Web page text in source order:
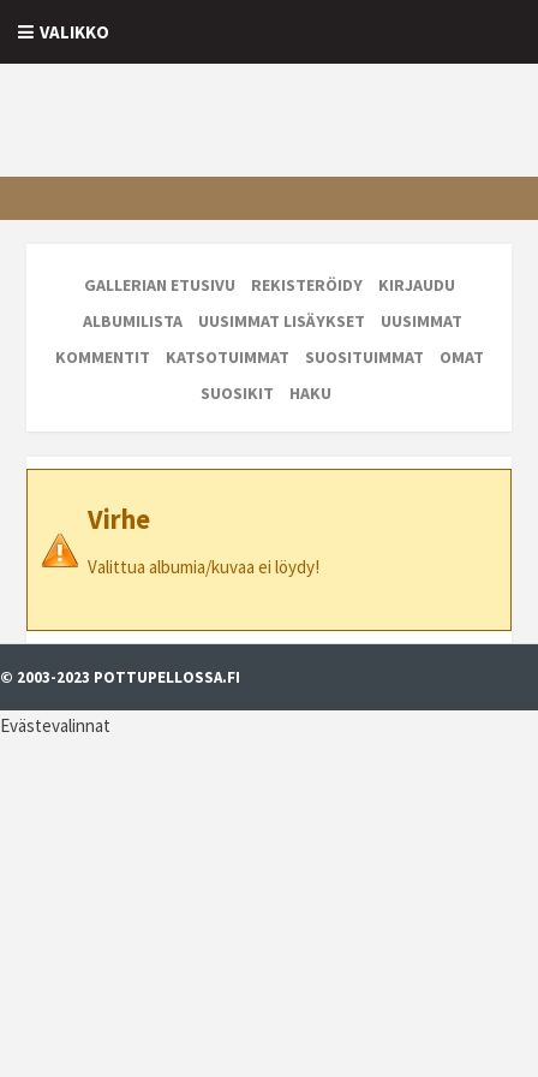
VALIKKO
GALLERIAN ETUSIVU REKISTERÖIDY
KIRJAUDU
ALBUMILISTA
UUSIMMAT LISÄYKSET
UUSIMMAT
KOMMENTIT
KATSOTUIMMAT SUOSITUIMMAT
OMAT
SUOSIKIT
HAKU
Virhe
Valittua albumia/kuvaa ei löydy!
© 2003-2023 POTTUPELLOSSA.FI
Evästevalinnat